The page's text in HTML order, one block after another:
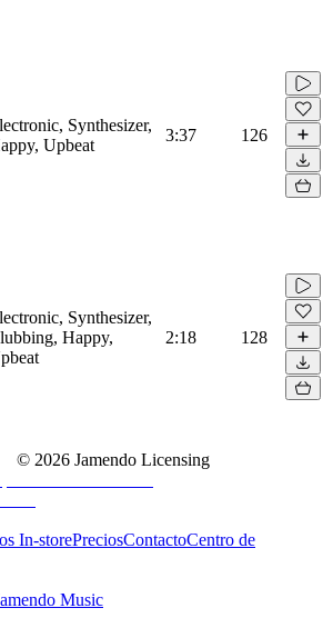
Synthesizer,
Upbeat
3:37 126
Synthesizer,
Happy,
2:18 128
© 2026 Jamendo Licensing
In-storePreciosContactoCentro de
Music